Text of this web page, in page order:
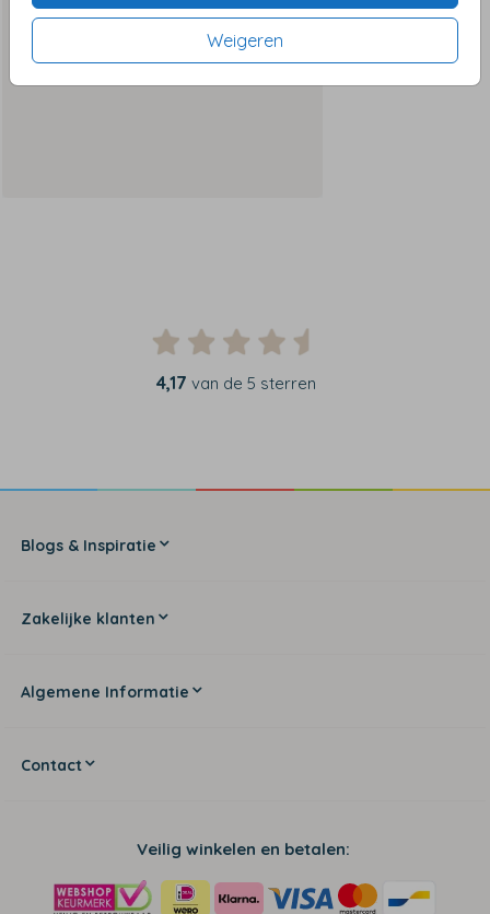
Weigeren
4,17 van de 5 sterren
Blogs & Inspiratie
Zakelijke klanten
Algemene Informatie
Contact
Veilig winkelen en betalen: